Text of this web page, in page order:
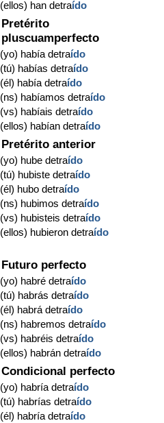
(ellos) han detraído
Pretérito
pluscuamperfecto
(yo) había detraído
(tú) habías detraído
(él) había detraído
(ns) habíamos detraído
(vs) habíais detraído
(ellos) habían detraído
Pretérito anterior
(yo) hube detraído
(tú) hubiste detraído
(él) hubo detraído
(ns) hubimos detraído
(vs) hubisteis detraído
(ellos) hubieron detraído
Futuro perfecto
(yo) habré detraído
(tú) habrás detraído
(él) habrá detraído
(ns) habremos detraído
(vs) habréis detraído
(ellos) habrán detraído
Condicional perfecto
(yo) habría detraído
(tú) habrías detraído
(él) habría detraído